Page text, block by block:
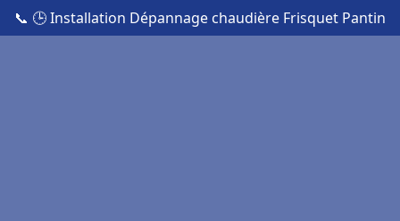
📞 🕒 Installation Dépannage chaudière Frisquet Pantin